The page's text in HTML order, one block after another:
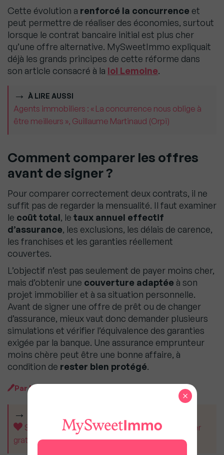
Cette évolution a renforcé la concurrence et
peut permettre de réaliser des économies, surtout
lorsque le contrat bancaire initial est plus cher
qu’une offre alternative. MySweetImmo expliquait
déjà les grands principes de cette réforme dans
son article consacré à la loi Lemoine.
À LIRE AUSSI
Agents immobiliers : « La concurrence nous oblige à
être meilleurs », Guillaume Martinaud (Orpi)
Comment comparer les offres
avant de signer ?
Pour comparer correctement deux contrats, il ne
suffit pas de regarder la mensualité. Il faut examiner
le coût total, le taux annuel effectif
d’assurance, les exclusions, les délais de carence,
les franchises et les garanties réellement
couvertes.
L’objectif n’est pas seulement de payer moins cher,
mais d’obtenir une couverture adaptée à son
projet immobilier et à sa situation personnelle.
Avant de signer une offre de prêt ou de changer
d’assurance, mieux vaut donc demander plusieurs
simulations et vérifier l’équivalence des garanties
exigée par la banque. Une assurance emprunteur
moins chère peut être une bonne affaire, à
condition de rester bien protégé.
ParMySweetBrand Content
Soutenez MySweetImmo et aidez-nous à rester
gratuit pour tous.
×